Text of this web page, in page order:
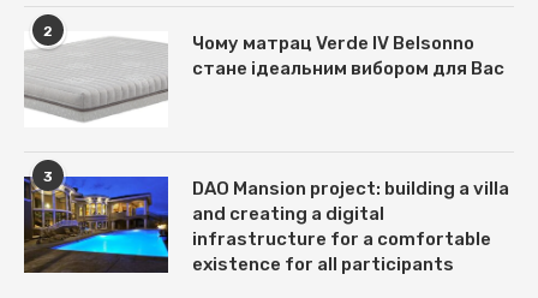
2
Чому матрац Verde IV Belsonno
стане ідеальним вибором для Вас
3
DAO Mansion project: building a villa
and creating a digital
infrastructure for a comfortable
existence for all participants